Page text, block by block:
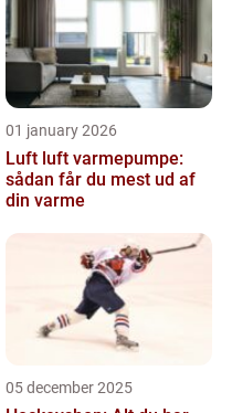
01 january 2026
Luft luft varmepumpe:
sådan får du mest ud af
din varme
05 december 2025